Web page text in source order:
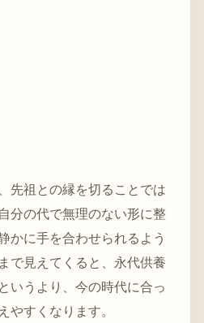
先祖との縁を切ることでは
分の代で無理のない形に整
かに手を合わせられるよう
で見えてくると、永代供養
いうより、今の時代に合っ
やすくなります。